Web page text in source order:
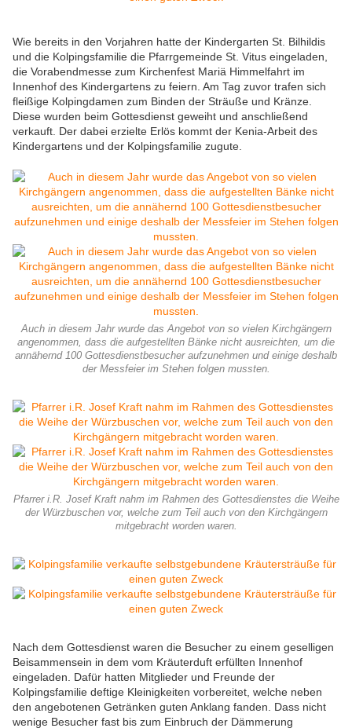
Wie bereits in den Vorjahren hatte der Kindergarten St. Bilhildis
und die Kolpingsfamilie die Pfarrgemeinde St. Vitus eingeladen,
die Vorabendmesse zum Kirchenfest Mariä Himmelfahrt im
Innenhof des Kindergartens zu feiern. Am Tag zuvor trafen sich
fleißige Kolpingdamen zum Binden der Sträuße und Kränze.
Diese wurden beim Gottesdienst geweiht und anschließend
verkauft. Der dabei erzielte Erlös kommt der Kenia-Arbeit des
Kindergartens und der Kolpingsfamilie zugute.
Auch in diesem Jahr wurde das Angebot von so vielen Kirchgängern
angenommen, dass die aufgestellten Bänke nicht ausreichten, um die
annähernd 100 Gottesdienstbesucher aufzunehmen und einige deshalb
der Messfeier im Stehen folgen mussten.
Pfarrer i.R. Josef Kraft nahm im Rahmen des Gottesdienstes die Weihe
der Würzbuschen vor, welche zum Teil auch von den Kirchgängern
mitgebracht worden waren.
Nach dem Gottesdienst waren die Besucher zu einem geselligen
Beisammensein in dem vom Kräuterduft erfüllten Innenhof
eingeladen. Dafür hatten Mitglieder und Freunde der
Kolpingsfamilie deftige Kleinigkeiten vorbereitet, welche neben
den angebotenen Getränken guten Anklang fanden. Dass nicht
wenige Besucher fast bis zum Einbruch der Dämmerung